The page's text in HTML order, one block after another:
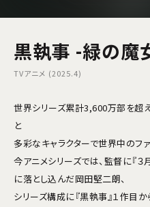
黒執事 -緑の魔
TVアニメ (2025.4)
世界シリーズ累計3,600万部を超
と
多彩なキャラクターで世界中のフ
今アニメシリーズでは、監督に『
に落とし込んだ岡田堅二朗、
シリーズ構成に『黒執事』１作目